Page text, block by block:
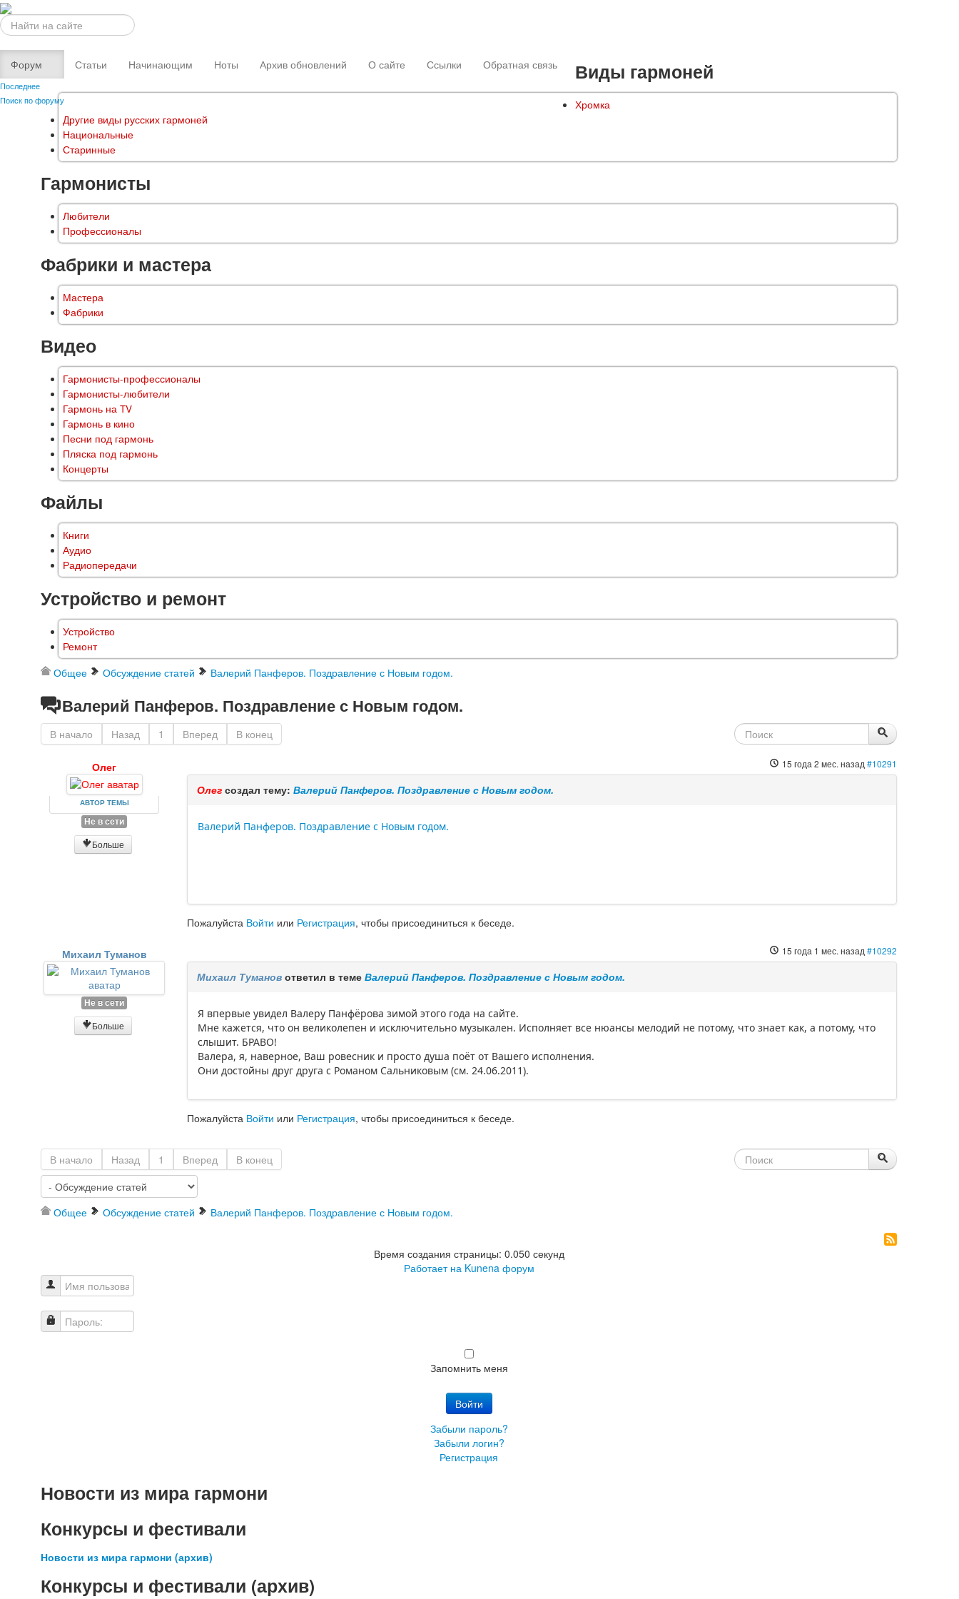
Искать...
Форум
Последнее
Поиск по форуму
Статьи Начинающим Ноты Архив обновлений О сайте Ссылки Обратная связь Виды гармоней
Хромка
Другие виды русских гармоней
Национальные
Старинные
Гармонисты
Любители
Профессионалы
Фабрики и мастера
Мастера
Фабрики
Видео
Гармонисты-профессионалы
Гармонисты-любители
Гармонь на TV
Гармонь в кино
Песни под гармонь
Пляска под гармонь
Концерты
Файлы
Книги
Аудио
Радиопередачи
Устройство и ремонт
Устройство
Ремонт
Общее Обсуждение статей Валерий Панферов. Поздравление с Новым годом.
Валерий Панферов. Поздравление с Новым годом.
В начало Назад 1 Вперед В конец
Олег
АВТОР ТЕМЫ
Не в сети
Больше
15 года 2 мес. назад #10291
Олег создал тему:Валерий Панферов. Поздравление с Новым годом.
Валерий Панферов. Поздравление с Новым годом.
Пожалуйста Войти или Регистрация, чтобы присоединиться к беседе.
Михаил Туманов
Не в сети
Больше
15 года 1 мес. назад #10292
Михаил Туманов ответил в темеВалерий Панферов. Поздравление с Новым годом.
Я впервые увидел Валеру Панфёрова зимой этого года на сайте.
Мне кажется, что он великолепен и исключительно музыкален. Исполняет все нюансы мелодий не потому, что знает как, а потому, что
слышит. БРАВО!
Валера, я, наверное, Ваш ровесник и просто душа поёт от Вашего исполнения.
Они достойны друг друга с Романом Сальниковым (см. 24.06.2011).
Пожалуйста Войти или Регистрация, чтобы присоединиться к беседе.
В начало Назад 1 Вперед В конец
Общее Обсуждение статей Валерий Панферов. Поздравление с Новым годом.
Время создания страницы: 0.050 секунд
Работает на Kunena форум
Имя пользователя
Пароль:
Запомнить меня
Войти
Забыли пароль?
Забыли логин?
Регистрация
Новости из мира гармони
Конкурсы и фестивали
Новости из мира гармони (архив)
Конкурсы и фестивали (архив)